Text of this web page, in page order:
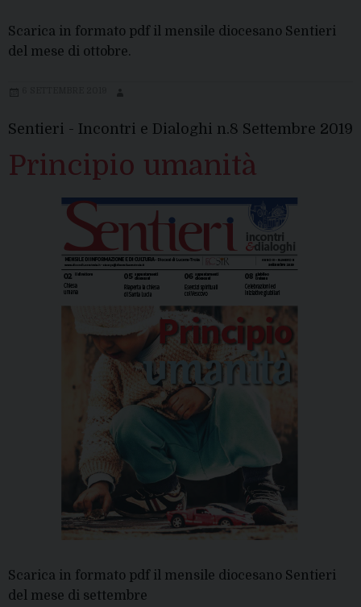
Scarica in formato pdf il mensile diocesano Sentieri
del mese di ottobre.
Sentieri - Incontri e Dialoghi n.8 Settembre 2019
Principio umanità
Scarica in formato pdf il mensile diocesano Sentieri
del mese di settembre